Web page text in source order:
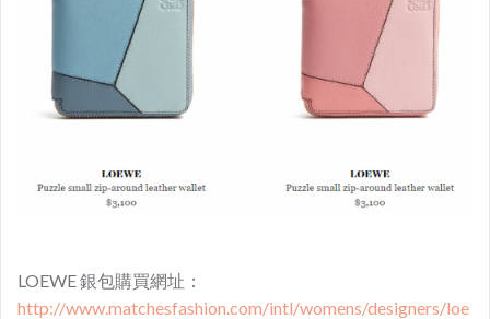
LOEWE 銀包購買網址：
http://www.matchesfashion.com/intl/womens/designers/loe